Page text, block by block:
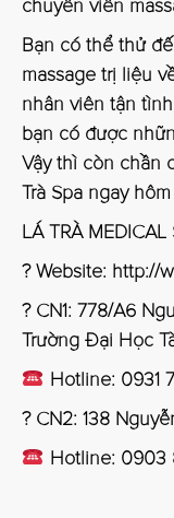
chuyên viên
Bạn có thể thử
massage trị liệu
nhân viên tận
bạn có được
Vậy thì còn chần
Trà Spa ngay hôm
LÁ TRÀ MEDICAL
? Website: http://
? CN1: 778/A6
Trường Đại Học
Hotline: 0931
? CN2: 138
Hotline: 0903